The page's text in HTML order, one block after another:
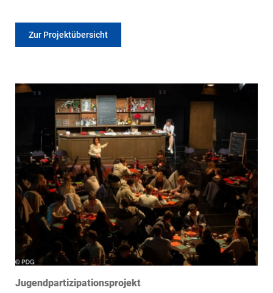
Zur Projektübersicht
Jugendpartizipationsprojekt